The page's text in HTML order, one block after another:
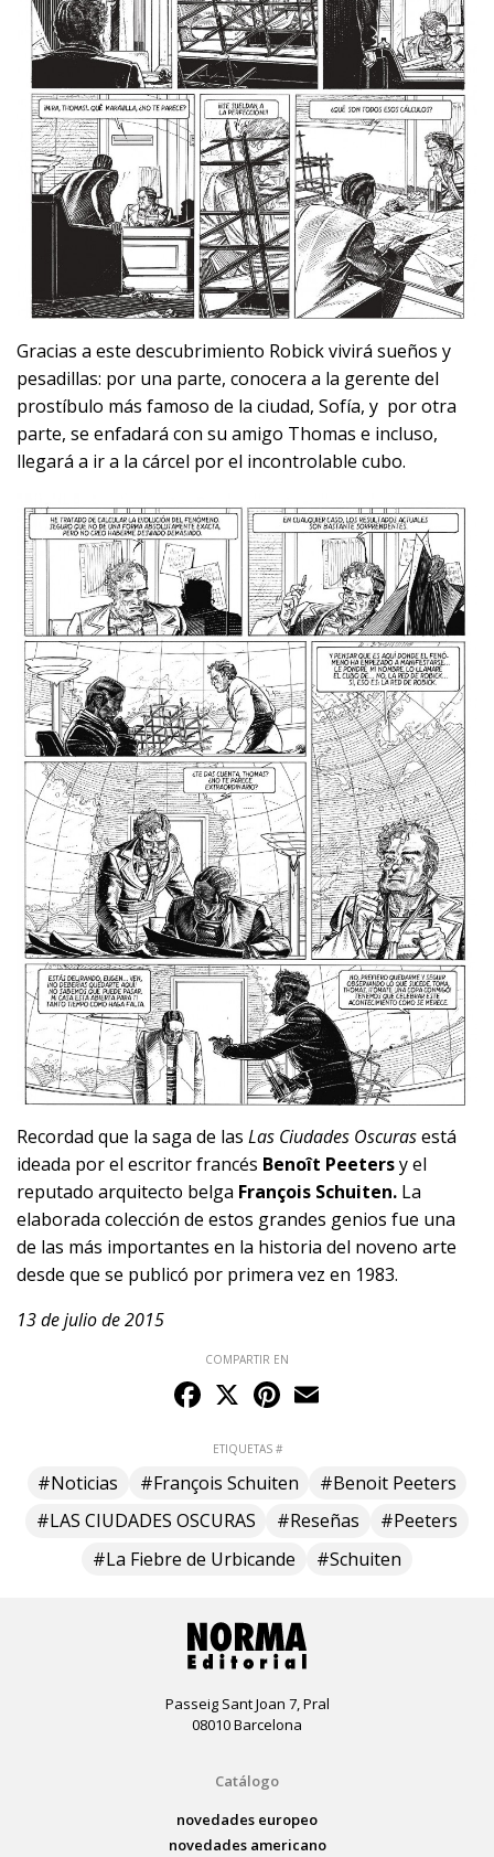
Gracias a este descubrimiento Robick vivirá sueños y
pesadillas: por una parte, conocera a la gerente del
prostíbulo más famoso de la ciudad, Sofía, y por otra
parte, se enfadará con su amigo Thomas e incluso,
llegará a ir a la cárcel por el incontrolable cubo.
Recordad que la saga de las Las Ciudades Oscurasestá
ideada por el escritor francés Benoît Peetersy el
reputado arquitecto belga François Schuiten. La
elaborada colección de estos grandes genios fue una
de las más importantes en la historia del noveno arte
desde que se publicó por primera vez en 1983.
13 de julio de 2015
COMPARTIR EN
Facebook
X Pinterest
ETIQUETAS #
#Noticias #François Schuiten
#Benoit Peeters
#LAS CIUDADES OSCURAS
#Reseñas
#Peeters
#La Fiebre de Urbicande
#Schuiten
Passeig Sant Joan 7, Pral
08010 Barcelona
Catálogo
novedades europeo
novedades americano